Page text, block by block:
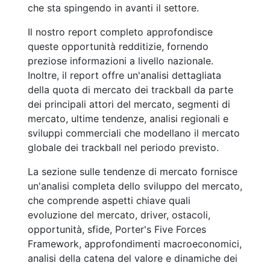
che sta spingendo in avanti il settore.
Il nostro report completo approfondisce
queste opportunità redditizie, fornendo
preziose informazioni a livello nazionale.
Inoltre, il report offre un'analisi dettagliata
della quota di mercato dei trackball da parte
dei principali attori del mercato, segmenti di
mercato, ultime tendenze, analisi regionali e
sviluppi commerciali che modellano il mercato
globale dei trackball nel periodo previsto.
La sezione sulle tendenze di mercato fornisce
un'analisi completa dello sviluppo del mercato,
che comprende aspetti chiave quali
evoluzione del mercato, driver, ostacoli,
opportunità, sfide, Porter's Five Forces
Framework, approfondimenti macroeconomici,
analisi della catena del valore e dinamiche dei